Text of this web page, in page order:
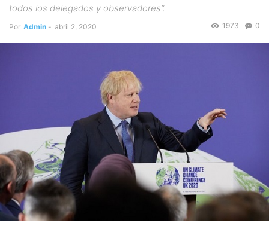
todos los delegados y observadores”.
Por Admin - abril 2, 2020 0
1973